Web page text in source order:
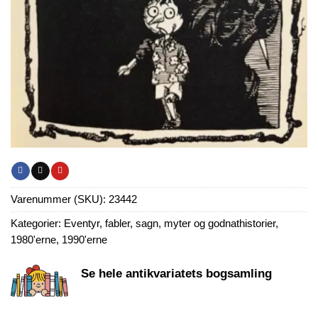
Varenummer (SKU): 23442
Kategorier: Eventyr, fabler, sagn, myter og godnathistorier,
1980'erne, 1990'erne
Se hele antikvariatets bogsamling